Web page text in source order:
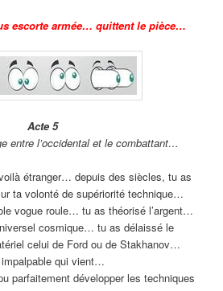
escorte armée… quittent le pièce…
Acte 5
entre l’occidental et le combattant…
étranger… depuis des siècles, tu as
ta volonté de supériorité technique…
vogue roule… tu as théorisé l’argent…
cosmique… tu as délaissé le
celui de Ford ou de Stakhanov…
impalpable qui vient…
parfaitement développer les techniques